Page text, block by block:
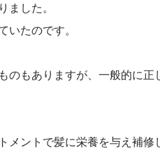
した。
たのです。
のもありますが、一般的に
ントで髪に栄養を与え補